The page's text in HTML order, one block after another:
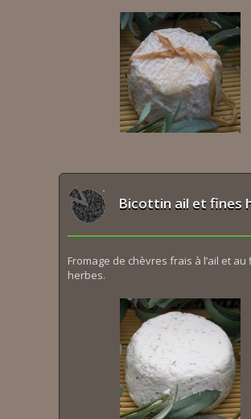
Bicottin ail et fines
Fromage de chèvres frais à l’ail et au
herbes.